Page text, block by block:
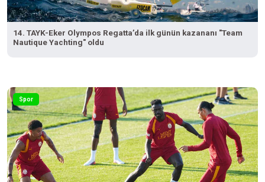
14. TAYK-Eker Olympos Regatta’da ilk günün kazananı "Team
Nautique Yachting" oldu
Spor